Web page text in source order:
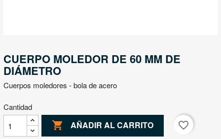
CUERPO MOLEDOR DE 60 MM DE
DIÁMETRO
Cuerpos moledores - bola de acero
Cantidad
 AÑADIR AL CARRITO favorite_border